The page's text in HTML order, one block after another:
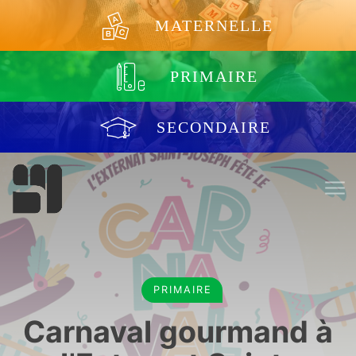
MATERNELLE
PRIMAIRE
SECONDAIRE
PRIMAIRE
Carnaval gourmand à